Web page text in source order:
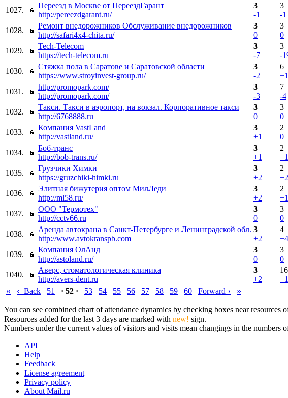
1027.
Переезд в Москве от ПереездГарант
http://pereezdgarant.ru/
3
-1
3
-1
1028.
Ремонт внедорожников Обслуживание внедорожников
http://safari4x4-chita.ru/
3
0
3
0
1029.
Tech-Telecom
https://tech-telecom.ru
3
-7
3
-
1030.
Стяжка пола в Саратове и Саратовской области
https://www.stroyinvest-group.ru/
3
-2
6
+1
1031.
http://promopark.com/
http://promopark.com/
3
-3
7
-4
1032.
Такси. Такси в аэропорт, на вокзал. Корпоративное такси
http://6768888.ru
3
0
3
0
1033.
Компания VastLand
http://vastland.ru/
3
+1
2
0
1034.
Боб-транс
http://bob-trans.ru/
3
+1
2
+1
1035.
Грузчики Химки
https://gruzchiki-himki.ru
3
+2
2
+2
1036.
Элитная бижутерия оптом МилЛеди
http://ml58.ru/
3
+2
2
+1
1037.
ООО "Термотех"
http://cctv66.ru
3
0
3
0
1038.
Аренда автокрана в Санкт-Петербурге и Ленинградской обл.
http://www.avtokranspb.com
3
+2
4
+4
1039.
Компания ОлАнд
http://astoland.ru/
3
0
3
0
1040.
Аверс, стоматологическая клиника
http://avers-dent.ru
3
+2
16
« ‹ Back 51 · 52 · 53 54 55 56 57 58 59 60 Forward › »
You can see combined chart of attendance dynamics by checking boxes near
Resources added for the last 3 days are marked with new! sign.
Numbers under the current values of visitors and visits mean changings in the numbers
API
Help
Feedback
License agreement
Privacy policy
About Mail.ru